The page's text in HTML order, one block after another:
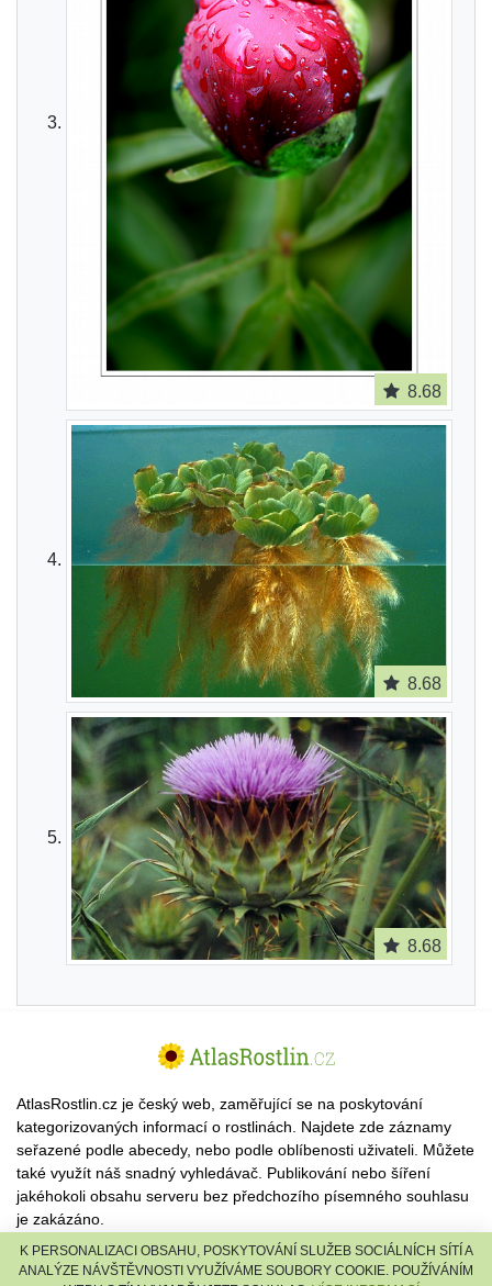
8.68
8.68
8.68
AtlasRostlin.cz je český web, zaměřující se na poskytování
kategorizovaných informací o rostlinách. Najdete zde záznamy
seřazené podle abecedy, nebo podle oblíbenosti uživateli. Můžete
také využít náš snadný vyhledávač. Publikování nebo šíření
jakéhokoli obsahu serveru bez předchozího písemného souhlasu
je zakázáno.
© 2026 AtlasRostlin.cz |TISCALI MEDIA, a.s.|Člen skupiny
K PERSONALIZACI OBSAHU, POSKYTOVÁNÍ SLUŽEB SOCIÁLNÍCH SÍTÍ A
ANALÝZE NÁVŠTĚVNOSTI VYUŽÍVÁME SOUBORY COOKIE. POUŽÍVÁNÍM